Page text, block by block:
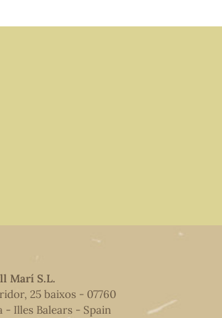
Marí S.L.
25 baixos - 07760
- Illes Balears - Spain